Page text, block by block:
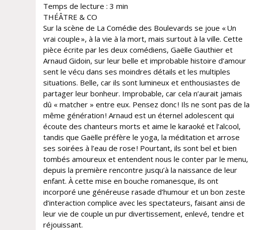
Temps de lecture : 3 min
THÉÂTRE & CO
Sur la scène de La Comédie des Boulevards se joue « Un
vrai couple », à la vie à la mort, mais surtout à la ville. Cette
pièce écrite par les deux comédiens, Gaëlle Gauthier et
Arnaud Gidoin, sur leur belle et improbable histoire d’amour
sent le vécu dans ses moindres détails et les multiples
situations. Belle, car ils sont lumineux et enthousiastes de
partager leur bonheur. Improbable, car cela n’aurait jamais
dû « matcher » entre eux. Pensez donc ! Ils ne sont pas de la
même génération ! Arnaud est un éternel adolescent qui
écoute des chanteurs morts et aime le karaoké et l’alcool,
tandis que Gaëlle préfère le yoga, la méditation et arrose
ses soirées à l’eau de rose ! Pourtant, ils sont bel et bien
tombés amoureux et entendent nous le conter par le menu,
depuis la première rencontre jusqu’à la naissance de leur
enfant. À cette mise en bouche romanesque, ils ont
incorporé une généreuse rasade d’humour et un bon zeste
d’interaction complice avec les spectateurs, faisant ainsi de
leur vie de couple un pur divertissement, enlevé, tendre et
réjouissant.